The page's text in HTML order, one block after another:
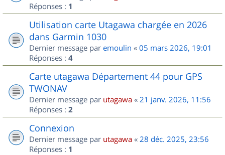
Réponses : 1
Utilisation carte Utagawa chargée en 2026
dans Garmin 1030
Dernier message par emoulin « 05 mars 2026, 19:01
Réponses : 4
Carte utagawa Département 44 pour GPS
TWONAV
Dernier message par utagawa « 21 janv. 2026, 11:56
Réponses : 2
Connexion
Dernier message par utagawa « 28 déc. 2025, 23:56
Réponses : 1